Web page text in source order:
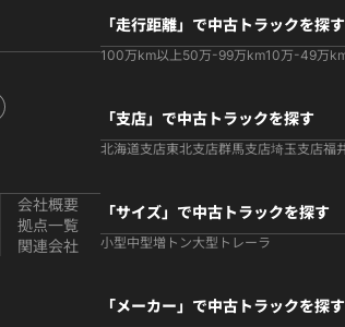
会社概要
拠点一覧
関連会社
「走行距離」で中古トラックを探す
100万km以上50万-99万km10万-49万
「支店」で中古トラックを探す
北海道支店東北支店群馬支店埼玉支店福
「サイズ」で中古トラックを探す
小型中型増トン大型 トレーラ
「メーカー」で中古トラックを探す